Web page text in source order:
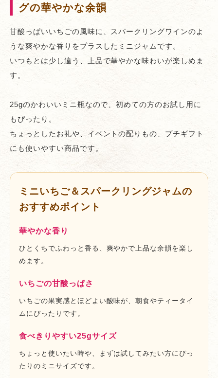
グの華やかな余韻
甘酸っぱいいちごの風味に、スパークリングワインのよ
うな爽やかな香りをプラスしたミニジャムです。
いつもとは少し違う、上品で華やかな味わいが楽しめま
す。
25gのかわいいミニ瓶なので、初めての方のお試し用に
もぴったり。
ちょっとしたお礼や、イベントの配りもの、プチギフト
にも使いやすい商品です。
ミニいちご＆スパークリングジャムの
おすすめポイント
華やかな香り
ひとくちでふわっと香る、爽やかで上品な余韻を楽し
めます。
いちごの甘酸っぱさ
いちごの果実感とほどよい酸味が、朝食やティータイ
ムにぴったりです。
食べきりやすい25gサイズ
ちょっと使いたい時や、まずは試してみたい方にぴっ
たりのミニサイズです。